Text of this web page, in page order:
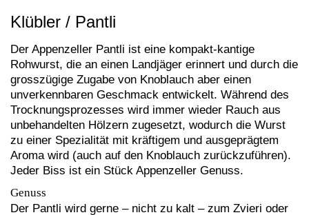
Klübler / Pantli
Der Appenzeller Pantli ist eine kompakt-kantige
Rohwurst, die an einen Landjäger erinnert und durch die
grosszügige Zugabe von Knoblauch aber einen
unverkennbaren Geschmack entwickelt. Während des
Trocknungsprozesses wird immer wieder Rauch aus
unbehandelten Hölzern zugesetzt, wodurch die Wurst
zu einer Spezialität mit kräftigem und ausgeprägtem
Aroma wird (auch auf den Knoblauch zurückzuführen).
Jeder Biss ist ein Stück Appenzeller Genuss.
Genuss
Der Pantli wird gerne – nicht zu kalt – zum Zvieri oder